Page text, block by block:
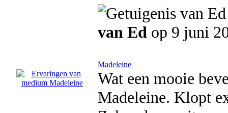
van Ed op 9 juni
Madeleine
Wat een mooie
Madeleine. Klopt